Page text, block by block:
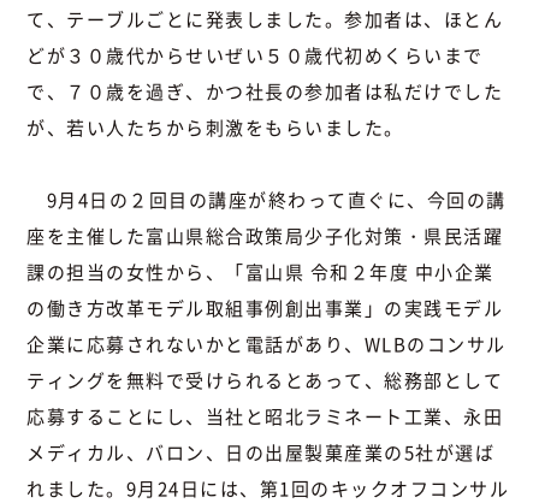
て、テーブルごとに発表しました。参加者は、ほとん
どが３０歳代からせいぜい５０歳代初めくらいまで
で、７０歳を過ぎ、かつ社長の参加者は私だけでした
が、若い人たちから刺激をもらいました。
9月4日の２回目の講座が終わって直ぐに、今回の講
座を主催した富山県総合政策局少子化対策・県民活躍
課の担当の女性から、「富山県 令和２年度 中小企業
の働き方改革モデル取組事例創出事業」の実践モデル
企業に応募されないかと電話があり、WLBのコンサル
ティングを無料で受けられるとあって、総務部として
応募することにし、当社と昭北ラミネート工業、永田
メディカル、バロン、日の出屋製菓産業の5社が選ば
れました。9月24日には、第1回のキックオフコンサル